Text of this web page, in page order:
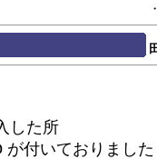
した所
が付いておりました